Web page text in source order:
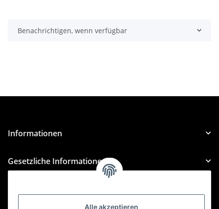
Alle akzeptieren
Benachrichtigen, wenn verfügbar
Informationen
Gesetzliche Informationen